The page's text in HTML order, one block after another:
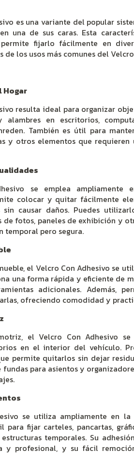
es una variante del popular
una de sus caras. Esta
fijarlo fácilmente en
de los usos más comunes del
Hogar
resulta ideal para organizar
en escritorios,
También es útil para
y otros elementos que
se emplea ampliamente
colocar y quitar fácilmente
sin causar daños. Puedes
de fotos, paneles de exhibición y
temporal pero segura.
el Velcro Con Adhesivo se
una forma rápida y eficiente de
adicionales. Además,
ofreciendo comodidad y
el Velcro Con Adhesivo se
en el interior del vehículo.
permite quitarlos sin dejar
para asientos y
se utiliza ampliamente en
para fijar carteles, pancartas,
temporales. Su
y profesional, y su fácil